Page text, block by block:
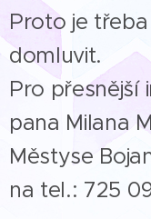
Proto je
domluvit.
Pro přesnější
pana Milana
Městyse
na tel.: 725